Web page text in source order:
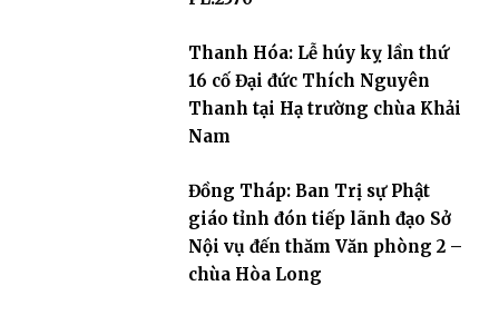
Thanh Hóa: Lễ húy kỵ lần thứ
16 cố Đại đức Thích Nguyên
Thanh tại Hạ trường chùa Khải
Nam
Đồng Tháp: Ban Trị sự Phật
giáo tỉnh đón tiếp lãnh đạo Sở
Nội vụ đến thăm Văn phòng 2 –
chùa Hòa Long